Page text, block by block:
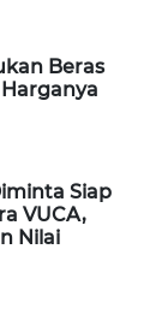
Beras
Siap
VUCA,
Nilai